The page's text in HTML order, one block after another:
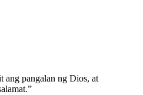
pangalan ng Dios, at
”